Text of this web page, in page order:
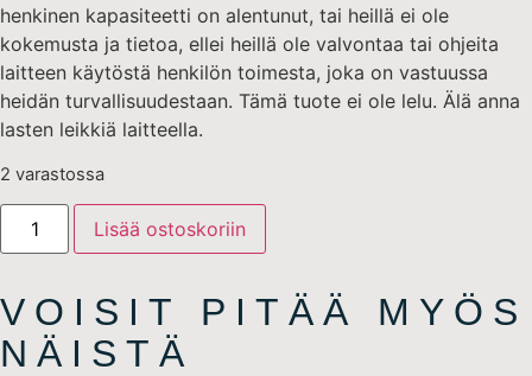
henkinen kapasiteetti on alentunut, tai heillä ei ole
kokemusta ja tietoa, ellei heillä ole valvontaa tai ohjeita
laitteen käytöstä henkilön toimesta, joka on vastuussa
heidän turvallisuudestaan. Tämä tuote ei ole lelu. Älä anna
lasten leikkiä laitteella.
2 varastossa
Lisää ostoskoriin
VOISIT PITÄÄ MYÖS
NÄISTÄ